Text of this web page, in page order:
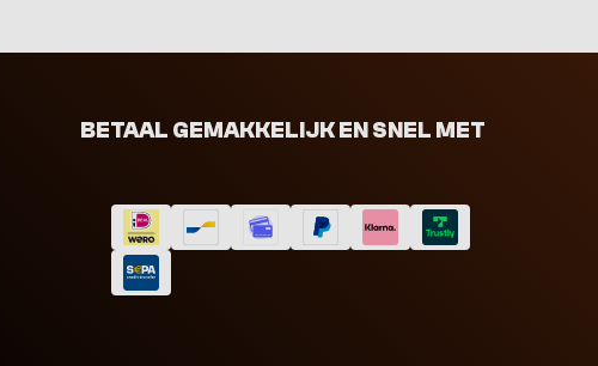
BETAAL GEMAKKELIJK EN SNEL MET